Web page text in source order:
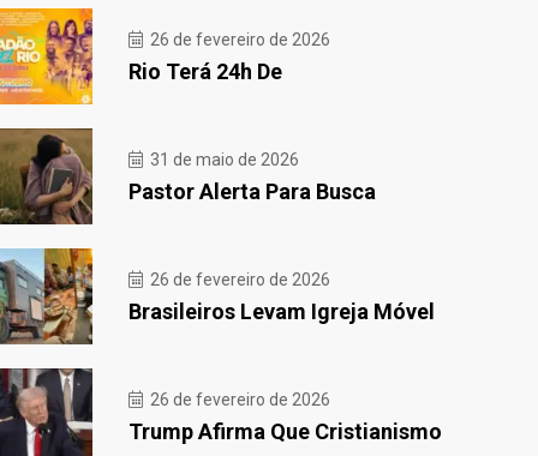
26 de fevereiro de 2026
Rio Terá 24h De
31 de maio de 2026
Pastor Alerta Para Busca
26 de fevereiro de 2026
Brasileiros Levam Igreja Móvel
26 de fevereiro de 2026
Trump Afirma Que Cristianismo